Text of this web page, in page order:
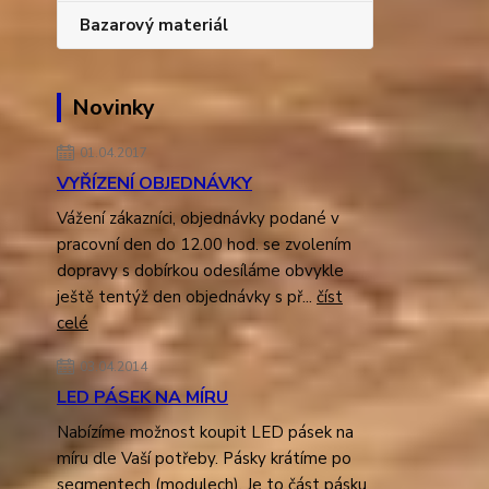
Bazarový materiál
Novinky
01.04.2017
VYŘÍZENÍ OBJEDNÁVKY
Vážení zákazníci, objednávky podané v
pracovní den do 12.00 hod. se zvolením
dopravy s dobírkou odesíláme obvykle
ještě tentýž den objednávky s př... číst
celé
03.04.2014
LED PÁSEK NA MÍRU
Nabízíme možnost koupit LED pásek na
míru dle Vaší potřeby. Pásky krátíme po
segmentech (modulech). Je to část pásku